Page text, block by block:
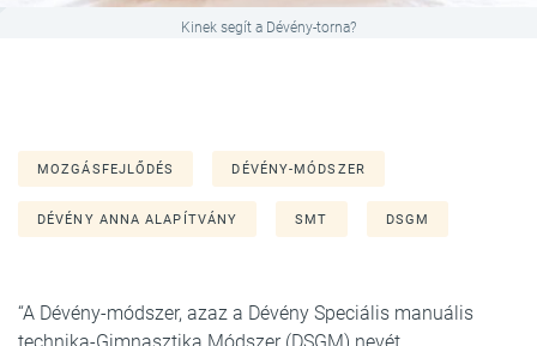
Kinek segít a Dévény-torna?
MOZGÁSFEJLŐDÉS DÉVÉNY-MÓDSZER
DÉVÉNY ANNA ALAPÍTVÁNY SMT DSGM
“A Dévény-módszer, azaz a Dévény Speciális manuális